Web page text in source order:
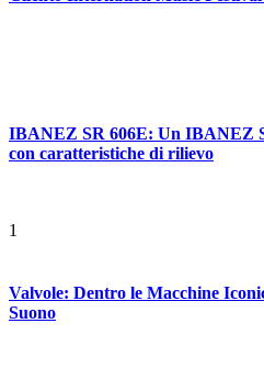
IBANEZ SR 606E: Un IBANEZ
con caratteristiche di rilievo
1
Valvole: Dentro le Macchine
Suono